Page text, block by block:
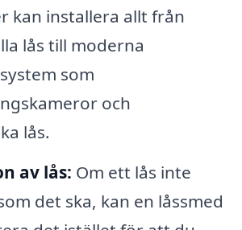
kan installera allt från
lås till moderna
som
och
lås.
av lås: Om ett lås inte
det ska, kan en låssmed